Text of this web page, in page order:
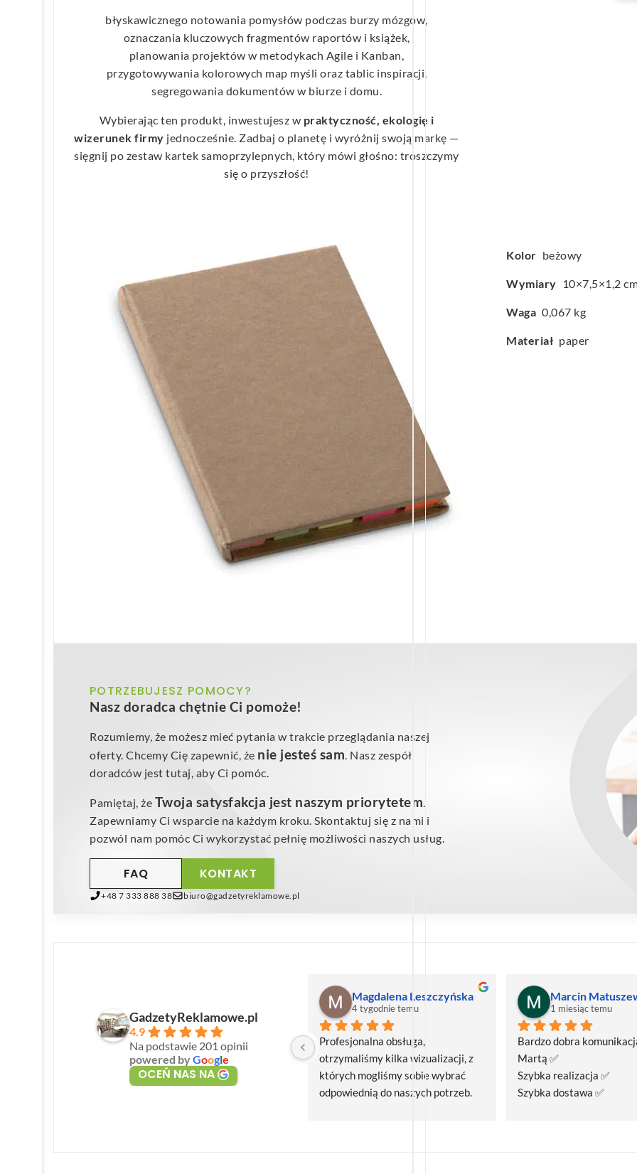
błyskawicznego notowania pomysłów podczas burzy mózgów,
oznaczania kluczowych fragmentów raportów i książek,
planowania projektów w metodykach Agile i Kanban,
przygotowywania kolorowych map myśli oraz tablic inspiracji,
segregowania dokumentów w biurze i domu.
Wybierając ten produkt, inwestujesz w praktyczność, ekologię i
wizerunek firmy jednocześnie. Zadbaj o planetę i wyróżnij swoją markę —
sięgnij po zestaw kartek samoprzylepnych, który mówi głośno: troszczymy
się o przyszłość!
Kolor beżowy
Wymiary 10×7,5×1,2
Waga 0,067 kg
Materiał paper
POTRZEBUJESZ POMOCY?
Nasz doradca chętnie Ci pomoże!
Rozumiemy, że możesz mieć pytania w trakcie przeglądania naszej
oferty. Chcemy Cię zapewnić, że nie jesteś sam. Nasz zespół
doradców jest tutaj, aby Ci pomóc.
Pamiętaj, że Twoja satysfakcja jest naszym priorytetem.
Zapewniamy Ci wsparcie na każdym kroku. Skontaktuj się z nami i
pozwól nam pomóc Ci wykorzystać pełnię możliwości naszych usług.
KONTAKT
FAQ
+48 7 333 888 38 biuro@gadzetyreklamowe.pl
GadzetyReklamowe.pl
4.9
Na podstawie 201 opinii
powered byGoogle
OCEŃ NAS NA
Magdalena Leszczyńska
4 tygodnie temu
Profesjonalna obsługa,
otrzymaliśmy kilka wizualizacji, z
których mogliśmy sobie wybrać
odpowiednią do naszych potrzeb.
Marcin
1 miesiąc temu
Bardzo dobra
Martą ✅
Szybka realizacja ✅
Szybka dostawa ✅